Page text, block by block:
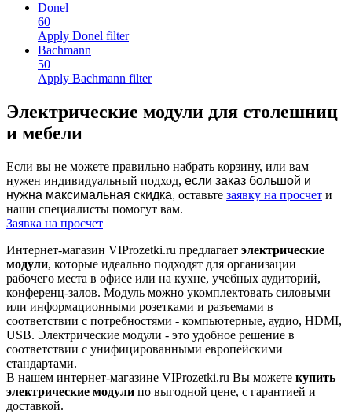
Donel
60
Apply Donel filter
Bachmann
50
Apply Bachmann filter
Электрические модули для столешниц
и мебели
Если вы не можете правильно набрать корзину, или вам
нужен индивидуальный подход, если заказ большой и
нужна максимальная скидка, оставьте заявку на просчет и
наши специалисты помогут вам.
Заявка на просчет
Интернет-магазин VIProzetki.ru предлагает электрические
модули, которые идеально подходят для организации
рабочего места в офисе или на кухне, учебных аудиторий,
конференц-залов. Модуль можно укомплектовать силовыми
или информационными розетками и разъемами в
соответствии с потребностями - компьютерные, аудио, HDMI,
USB. Электрические модули - это удобное решение в
соответствии с унифицированными европейскими
стандартами.
В нашем интернет-магазине VIProzetki.ru Вы можете купить
электрические модули по выгодной цене, с гарантией и
доставкой.